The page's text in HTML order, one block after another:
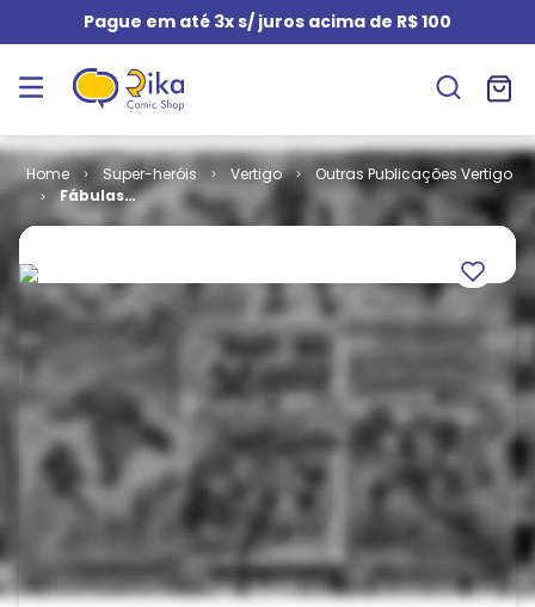
Pague em até 3x s/ juros acima de R$ 100
Super-heróis Vertigo
Outras Publicações Vertigo
Fábulas
Apresenta -
Fábulas, Com
Amor